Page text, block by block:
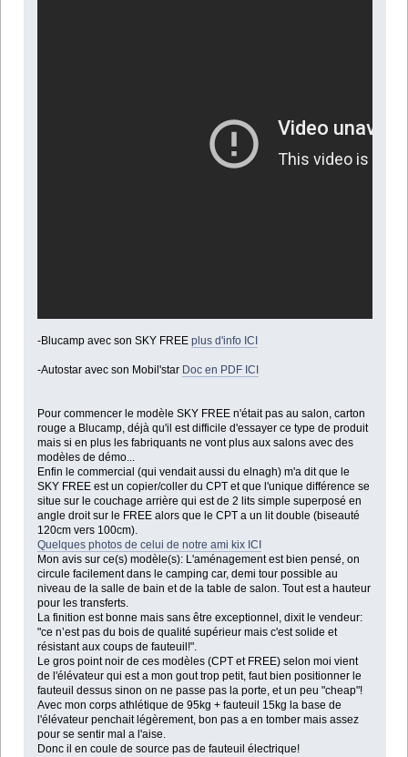
-Blucamp avec son SKY FREE plus d'info ICI
-Autostar avec son Mobil'star Doc en PDF ICI
Pour commencer le modèle SKY FREE n'était pas au salon, carton
rouge a Blucamp, déjà qu'il est difficile d'essayer ce type de produit
mais si en plus les fabriquants ne vont plus aux salons avec des
modèles de démo...
Enfin le commercial (qui vendait aussi du elnagh) m'a dit que le
SKY FREE est un copier/coller du CPT et que l'unique différence se
situe sur le couchage arrière qui est de 2 lits simple superposé en
angle droit sur le FREE alors que le CPT a un lit double (biseauté
120cm vers 100cm).
Quelques photos de celui de notre ami kix ICI
Mon avis sur ce(s) modèle(s): L'aménagement est bien pensé, on
circule facilement dans le camping car, demi tour possible au
niveau de la salle de bain et de la table de salon. Tout est a hauteur
pour les transferts.
La finition est bonne mais sans être exceptionnel, dixit le vendeur:
"ce n’est pas du bois de qualité supérieur mais c'est solide et
résistant aux coups de fauteuil!".
Le gros point noir de ces modèles (CPT et FREE) selon moi vient
de l'élévateur qui est a mon gout trop petit, faut bien positionner le
fauteuil dessus sinon on ne passe pas la porte, et un peu "cheap"!
Avec mon corps athlétique de 95kg + fauteuil 15kg la base de
l'élévateur penchait légèrement, bon pas a en tomber mais assez
pour se sentir mal a l'aise.
Donc il en coule de source pas de fauteuil électrique!